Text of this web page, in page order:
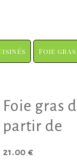
Foie gras
Foie gras
partir de
21.00 €